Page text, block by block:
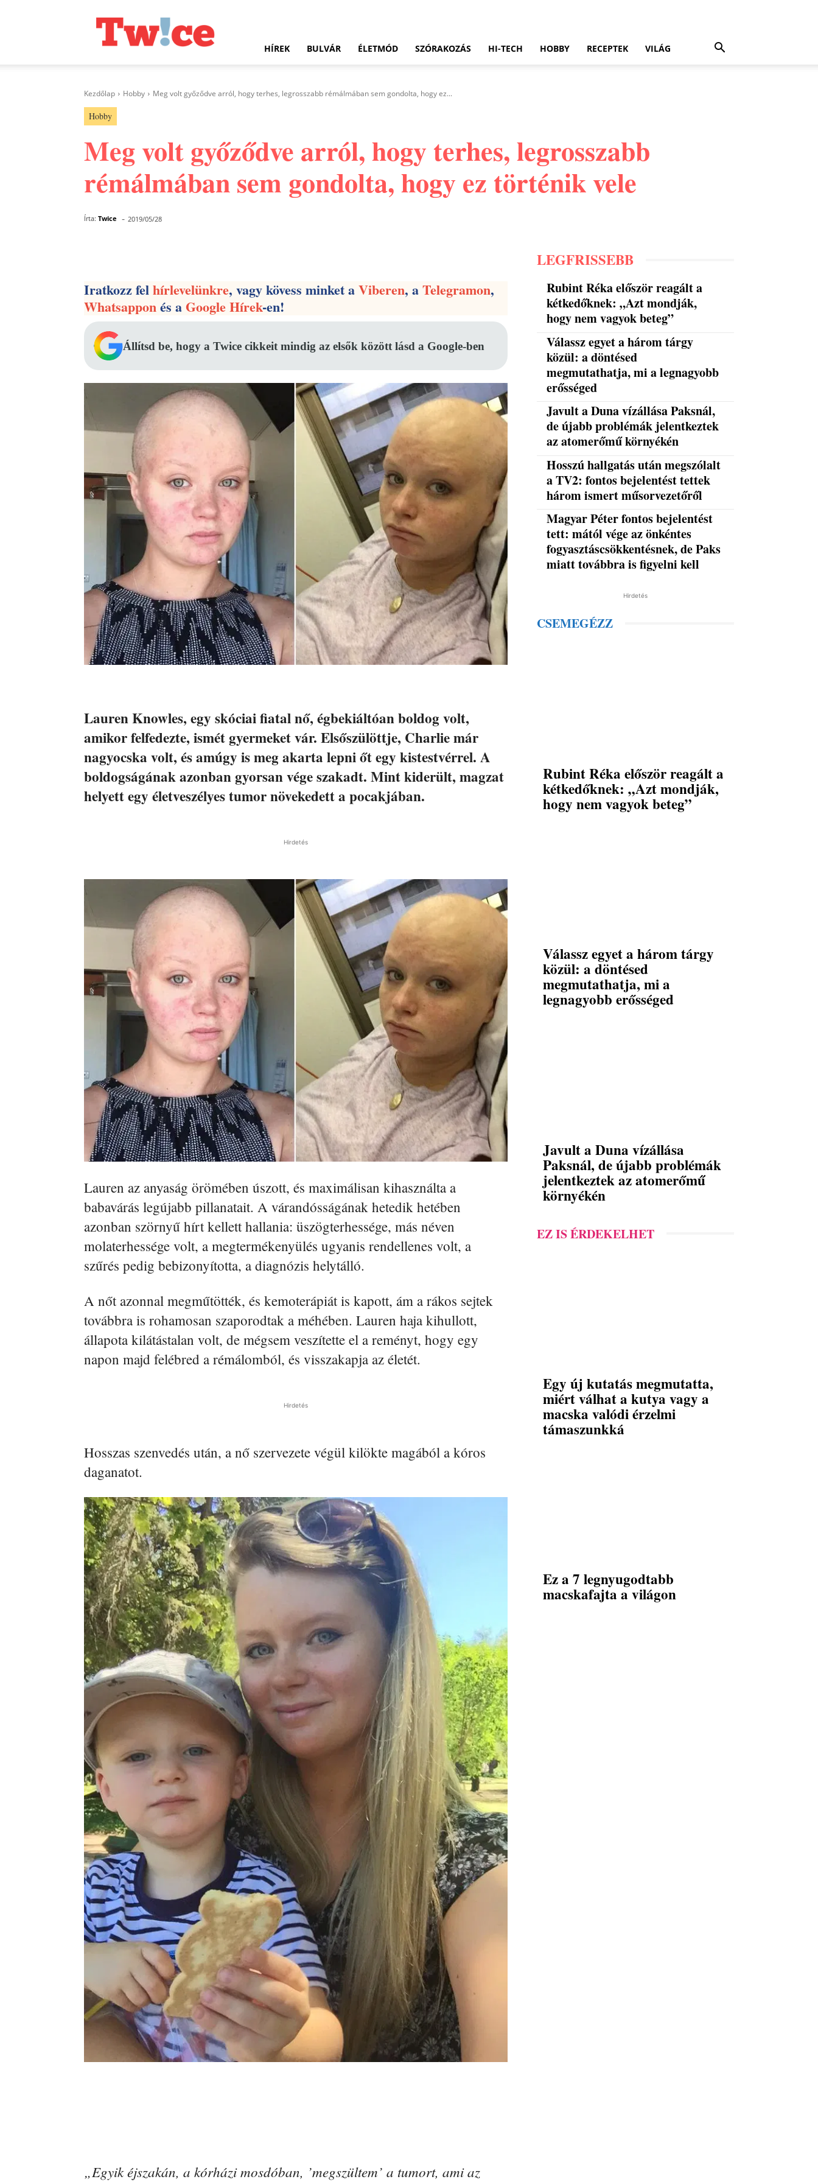
HÍREK BULVÁR ÉLETMÓD SZÓRAKOZÁS HI-TECH HOBBY RECEPTEK VILÁG
Kezdőlap Hobby Meg volt győződve arról, hogy terhes, legrosszabb rémálmában sem gondolta, hogy ez...
Hobby
Meg volt győződve arról, hogy terhes, legrosszabb
rémálmában sem gondolta, hogy ez történik vele
Írta: Twice - 2019/05/28
Iratkozz felhírlevelünkre, vagy kövess minket aViberen, aTelegramon,
Whatsapponés aGoogle Hírek-en!
Állítsd be, hogy a Twice cikkeit mindig az elsők között lásd a Google-ben
Lauren Knowles, egy skóciai fiatal nő, égbekiáltóan boldog volt,
amikor felfedezte, ismét gyermeket vár. Elsőszülöttje, Charlie már
nagyocska volt, és amúgy is meg akarta lepni őt egy kistestvérrel. A
boldogságának azonban gyorsan vége szakadt. Mint kiderült, magzat
helyett egy életveszélyes tumor növekedett a pocakjában.
Hirdetés
Lauren az anyaság örömében úszott, és maximálisan kihasználta a
babavárás legújabb pillanatait. A várandósságának hetedik hetében
azonban szörnyű hírt kellett hallania: üszögterhessége, más néven
molaterhessége volt, a megtermékenyülés ugyanis rendellenes volt, a
szűrés pedig bebizonyította, a diagnózis helytálló.
A nőt azonnal megműtötték, és kemoterápiát is kapott, ám a rákos sejtek
továbbra is rohamosan szaporodtak a méhében. Lauren haja kihullott,
állapota kilátástalan volt, de mégsem veszítette el a reményt, hogy egy
napon majd felébred a rémálomból, és visszakapja az életét.
Hirdetés
Hosszas szenvedés után, a nő szervezete végül kilökte magából a kóros
daganatot.
„Egyik éjszakán, a kórházi mosdóban, ’megszültem’ a tumort, ami az
LEGFRISSEBB
Rubint Réka először reagált a
kétkedőknek: „Azt mondják,
hogy nem vagyok beteg”
Válassz egyet a három tárgy
közül: a döntésed
megmutathatja, mi a legnagyobb
erősséged
Javult a Duna vízállása Paksnál,
de újabb problémák jelentkeztek
az atomerőmű környékén
Hosszú hallgatás után megszólalt
a TV2: fontos bejelentést tettek
három ismert műsorvezetőről
Magyar Péter fontos bejelentést
tett: mától vége az önkéntes
fogyasztáscsökkentésnek, de Paks
miatt továbbra is figyelni kell
Hirdetés
CSEMEGÉZZ
Rubint Réka először reagált a
kétkedőknek: „Azt mondják,
hogy nem vagyok beteg”
Válassz egyet a három tárgy
közül: a döntésed
megmutathatja, mi a
legnagyobb erősséged
Javult a Duna vízállása
Paksnál, de újabb problémák
jelentkeztek az atomerőmű
környékén
EZ IS ÉRDEKELHET
Egy új kutatás megmutatta,
miért válhat a kutya vagy a
macska valódi érzelmi
támaszunkká
Ez a 7 legnyugodtabb
macskafajta a világon